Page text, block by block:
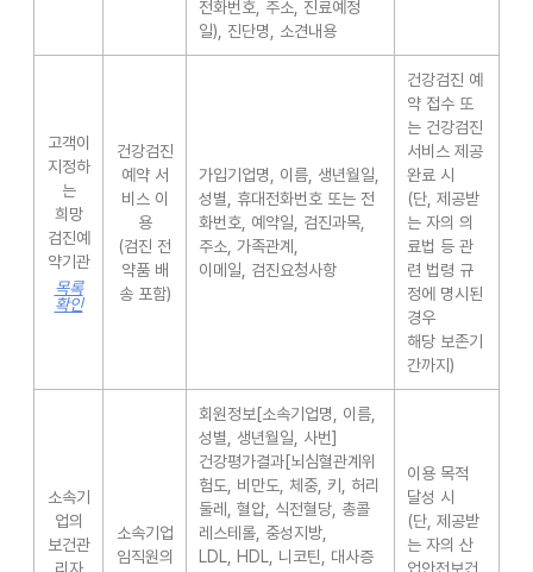
전화번호, 주소, 진료예정
일), 진단명, 소견내용
고객이
지정하
는
희망
검진예
약기관
목록
확인
건강검진
예약 서
비스 이
용
(검진 전
약품 배
송 포함)
가입기업명, 이름, 생년월일,
성별, 휴대전화번호 또는 전
화번호, 예약일, 검진과목,
주소, 가족관계,
이메일, 검진요청사항
건강검진 예
약 접수 또
는 건강검진
서비스 제공
완료 시
(단, 제공받
는 자의 의
료법 등 관
련 법령 규
정에 명시된
경우
해당 보존기
간까지)
소속기
업의
보건관
소속기업
임직원의
회원정보[소속기업명, 이름,
성별, 생년월일, 사번]
건강평가결과[뇌심혈관계위
험도, 비만도, 체중, 키, 허리
둘레, 혈압, 식전혈당, 총콜
레스테롤, 중성지방,
LDL, HDL, 니코틴, 대사증
이용 목적
달성 시
(단, 제공받
는 자의 산